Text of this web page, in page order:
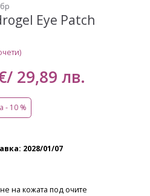
Eye Patch
29,89 лв.
- 10 %
2028/01/07
на кожата под очите